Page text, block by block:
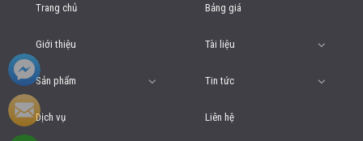
Trang chủ
Giới thiệu
Sản phẩm
Dịch vụ
Bảng giá
Tài liệu
Tin tức
Liên hệ